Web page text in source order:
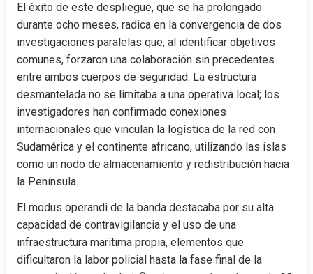
El éxito de este despliegue, que se ha prolongado
durante ocho meses, radica en la convergencia de dos
investigaciones paralelas que, al identificar objetivos
comunes, forzaron una colaboración sin precedentes
entre ambos cuerpos de seguridad. La estructura
desmantelada no se limitaba a una operativa local; los
investigadores han confirmado conexiones
internacionales que vinculan la logística de la red con
Sudamérica y el continente africano, utilizando las islas
como un nodo de almacenamiento y redistribución hacia
la Península.
El modus operandi de la banda destacaba por su alta
capacidad de contravigilancia y el uso de una
infraestructura marítima propia, elementos que
dificultaron la labor policial hasta la fase final de la